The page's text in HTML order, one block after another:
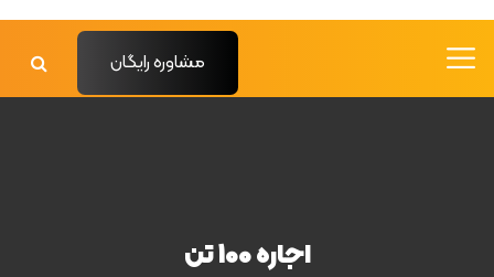
مشاوره رایگان
اجاره 100 تن